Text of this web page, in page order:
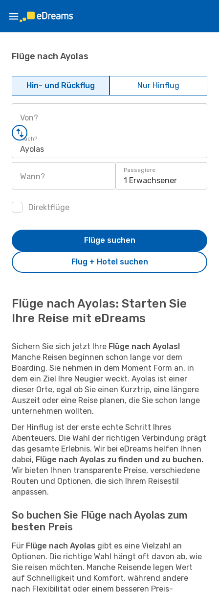
Flüge nach Ayolas
Hin- und Rückflug Nur Hinflug
Von?
Nach?
Ayolas
Wann?
Passagiere
1 Erwachsener
Direktflüge
Flug + Hotel suchen
Flüge suchen
Flüge nach Ayolas: Starten Sie
Ihre Reise mit eDreams
Sichern Sie sich jetzt Ihre Flüge nach Ayolas!
Manche Reisen beginnen schon lange vor dem
Boarding. Sie nehmen in dem Moment Form an, in
dem ein Ziel Ihre Neugier weckt. Ayolas ist einer
dieser Orte, egal ob Sie einen Kurztrip, eine längere
Auszeit oder eine Reise planen, die Sie schon lange
unternehmen wollten.
Der Hinflug ist der erste echte Schritt Ihres
Abenteuers. Die Wahl der richtigen Verbindung prägt
das gesamte Erlebnis. Wir bei eDreams helfen Ihnen
dabei, Flüge nach Ayolas zu finden und zu buchen.
Wir bieten Ihnen transparente Preise, verschiedene
Routen und Optionen, die sich Ihrem Reisestil
anpassen.
So buchen Sie Flüge nach Ayolas zum
besten Preis
Für Flüge nach Ayolas gibt es eine Vielzahl an
Optionen. Die richtige Wahl hängt oft davon ab, wie
Sie reisen möchten. Manche Reisende legen Wert
auf Schnelligkeit und Komfort, während andere
nach Flexibilität oder einem besseren Preis-